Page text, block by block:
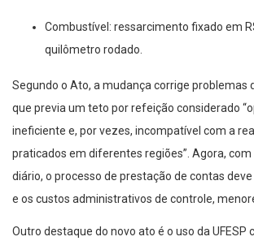
Combustível: ressarcimento fixado em
quilômetro rodado.
Segundo o Ato, a mudança corrige problemas
que previa um teto por refeição considerado
ineficiente e, por vezes, incompatível com a
praticados em diferentes regiões”. Agora,
diário, o processo de prestação de contas
e os custos administrativos de controle,
Outro destaque do novo ato é o uso da UFESP